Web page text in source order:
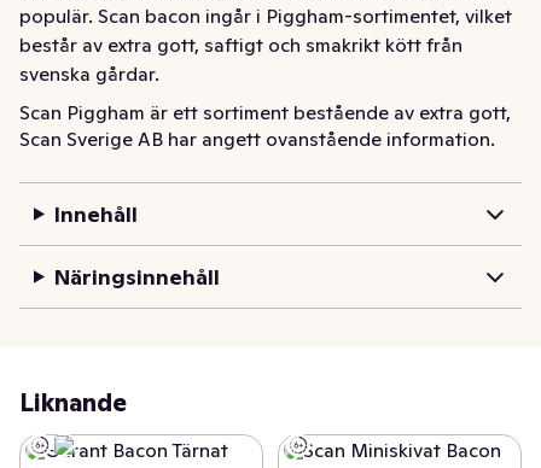
populär. Scan bacon ingår i Piggham-sortimentet, vilket
består av extra gott, saftigt och smakrikt kött från
svenska gårdar.
Scan Piggham är ett sortiment bestående av extra gott,
saftigt och smakrikt kött. Med vår goda tärnade bacon
carbonara.
Scan Sverige AB har angett ovanstående information.
Innehåll
Näringsinnehåll
Liknande